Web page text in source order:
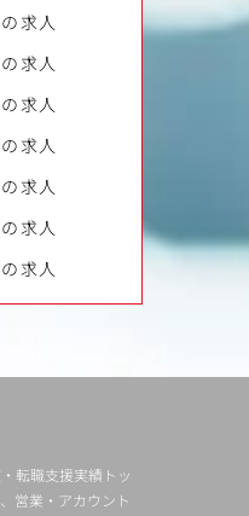
求人
求人
求人
求人
求人
求人
求人
転職支援実績トッ
営業・アカウント